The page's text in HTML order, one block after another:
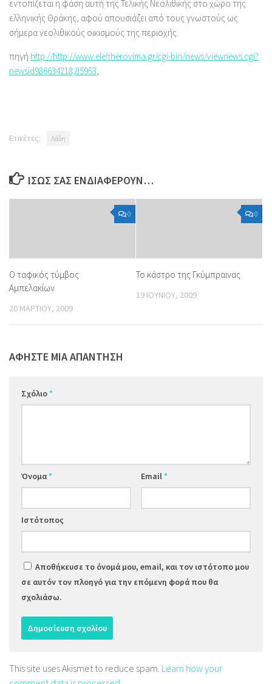
εντοπίζεται η φάση αυτή της Τελικής Νεολιθικής στο χώρο της
ελληνικής Θράκης, αφού απουσιάζει από τους γνωστούς ως
σήμερα νεολιθικούς οικισμούς της περιοχής.
πηγή http://http://www.eleftherovima.gr/cgi-bin/news/viewnews.cgi?
newsid986634218,85953,
Ετικέτες: Λάδη
ΊΣΩΣ ΣΑΣ ΕΝΔΙΑΦΈΡΟΥΝ…
0
O ταφικός τύμβος
Aμπελακίων
20 ΜΑΡΤΊΟΥ, 2009
0
Το κάστρο της Γκύμπραινας
19 ΙΟΥΝΊΟΥ, 2009
ΑΦΉΣΤΕ ΜΙΑ ΑΠΆΝΤΗΣΗ
Σχόλιο*
Όνομα* Email*
Ιστότοπος
Αποθήκευσε το όνομά μου, email, και τον ιστότοπο μου
σε αυτόν τον πλοηγό για την επόμενη φορά που θα
σχολιάσω.
This site uses Akismet to reduce spam. Learn how your